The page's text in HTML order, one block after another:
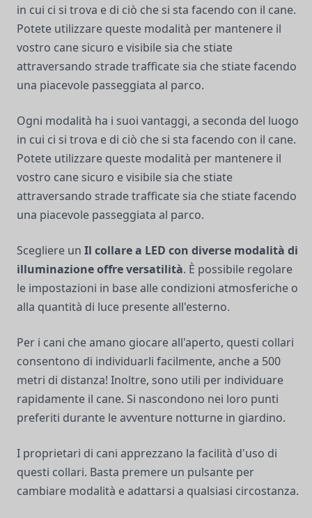
in cui ci si trova e di ciò che si sta facendo con il cane.
Potete utilizzare queste modalità per mantenere il
vostro cane sicuro e visibile sia che stiate
attraversando strade trafficate sia che stiate facendo
una piacevole passeggiata al parco.
Ogni modalità ha i suoi vantaggi, a seconda del luogo
in cui ci si trova e di ciò che si sta facendo con il cane.
Potete utilizzare queste modalità per mantenere il
vostro cane sicuro e visibile sia che stiate
attraversando strade trafficate sia che stiate facendo
una piacevole passeggiata al parco.
Scegliere un Il collare a LED con diverse modalità di
illuminazione offre versatilità. È possibile regolare
le impostazioni in base alle condizioni atmosferiche o
alla quantità di luce presente all'esterno.
Per i cani che amano giocare all'aperto, questi collari
consentono di individuarli facilmente, anche a 500
metri di distanza! Inoltre, sono utili per individuare
rapidamente il cane. Si nascondono nei loro punti
preferiti durante le avventure notturne in giardino.
I proprietari di cani apprezzano la facilità d'uso di
questi collari. Basta premere un pulsante per
cambiare modalità e adattarsi a qualsiasi circostanza.